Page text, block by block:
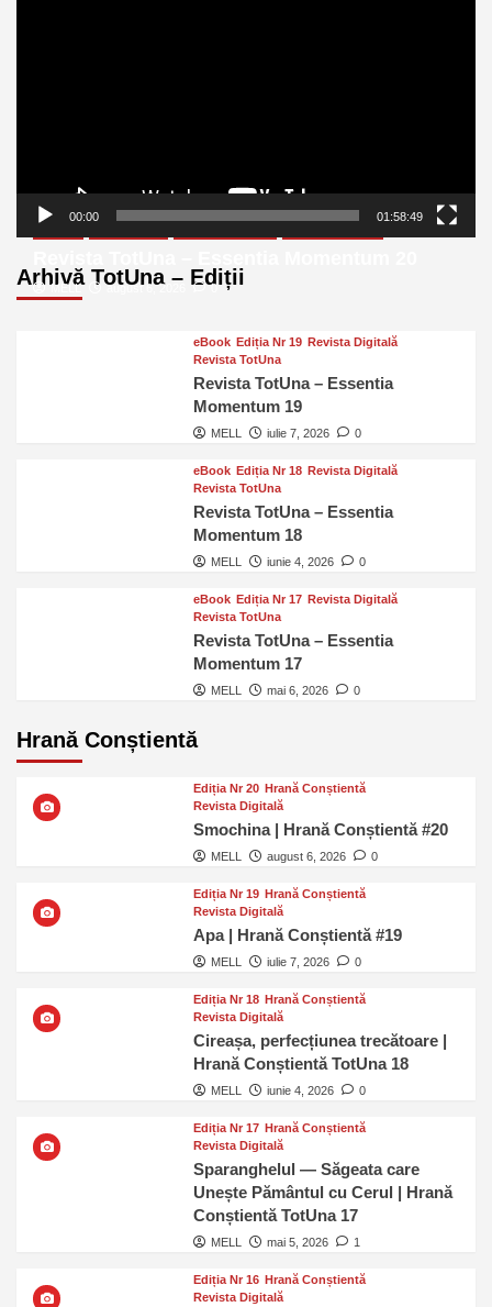
00:00 01:58:49
Arhivă TotUna – Ediții
MELL august 6, 2026 0
eBook Ediția Nr 19 Revista Digitală
Revista TotUna
Revista TotUna – Essentia
Momentum 19
MELL iulie 7, 2026 0
eBook Ediția Nr 18 Revista Digitală
Revista TotUna
Revista TotUna – Essentia
Momentum 18
MELL iunie 4, 2026 0
eBook Ediția Nr 17 Revista Digitală
Revista TotUna
Revista TotUna – Essentia
Momentum 17
MELL mai 6, 2026 0
Hrană Conștientă
Ediția Nr 20 Hrană Conștientă
Revista Digitală
Smochina | Hrană Conștientă #20
MELL august 6, 2026 0
Ediția Nr 19 Hrană Conștientă
Revista Digitală
Apa | Hrană Conștientă #19
MELL iulie 7, 2026 0
Ediția Nr 18 Hrană Conștientă
Revista Digitală
Cireașa, perfecțiunea trecătoare |
Hrană Conștientă TotUna 18
MELL iunie 4, 2026 0
Ediția Nr 17 Hrană Conștientă
Revista Digitală
Sparanghelul — Săgeata care
Unește Pământul cu Cerul | Hrană
Conștientă TotUna 17
MELL mai 5, 2026 1
Ediția Nr 16 Hrană Conștientă
Revista Digitală